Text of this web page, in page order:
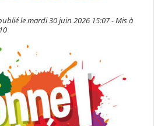
le mardi 30 juin 2026 15:07 - Mis à